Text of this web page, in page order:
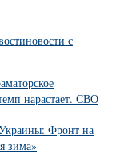
новости с
нарастает. СВО
Фронт на
зима»